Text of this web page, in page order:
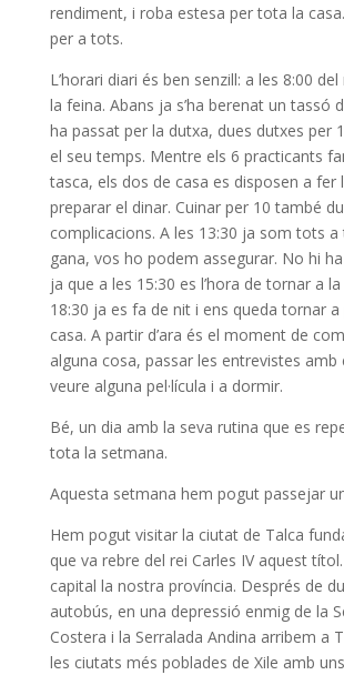
rendiment, i roba estesa per tota la
per a tots.
L’horari diari és ben senzill: a les 8:00
la feina. Abans ja s’ha berenat un tassó
ha passat per la dutxa, dues dutxes per
el seu temps. Mentre els 6 practicants
tasca, els dos de casa es disposen a fer
preparar el dinar. Cuinar per 10 també
complicacions. A les 13:30 ja som tots a
gana, vos ho podem assegurar. No hi
ja que a les 15:30 es l’hora de tornar a
18:30 ja es fa de nit i ens queda tornar
casa. A partir d’ara és el moment de
alguna cosa, passar les entrevistes amb
veure alguna pel·lícula i a dormir.
Bé, un dia amb la seva rutina que es
tota la setmana.
Aquesta setmana hem pogut passejar
Hem pogut visitar la ciutat de Talca
que va rebre del rei Carles IV aquest
capital la nostra província. Després de
autobús, en una depressió enmig de la
Costera i la Serralada Andina arribem a
les ciutats més poblades de Xile amb